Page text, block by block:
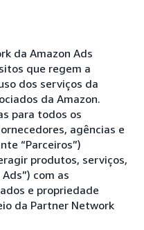
da Amazon Ads
que regem a
dos serviços da
da Amazon.
para todos os
agências e
“Parceiros”)
produtos, serviços,
com as
e propriedade
da Partner Network